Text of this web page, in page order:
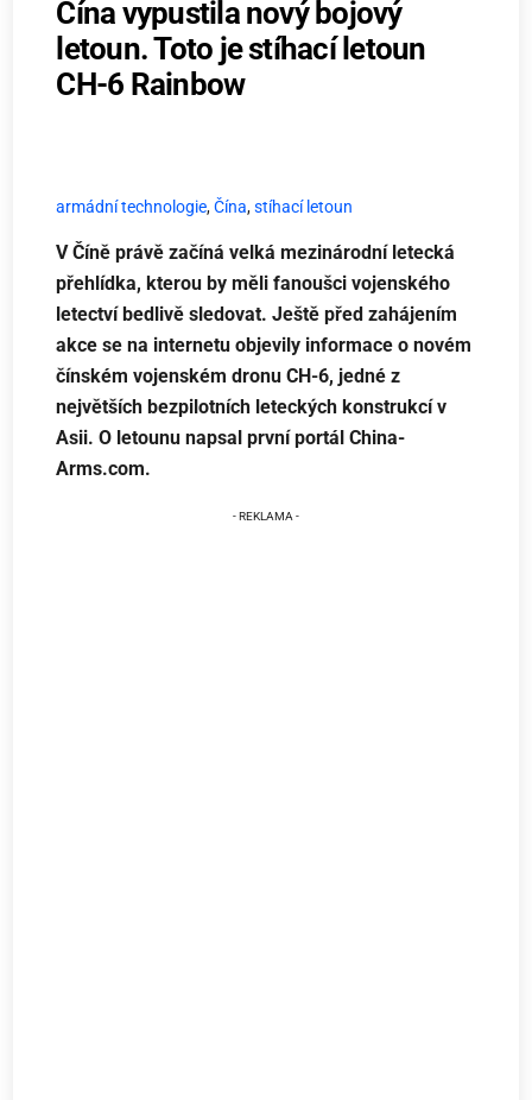
Čína vypustila nový bojový
letoun. Toto je stíhací letoun
CH-6 Rainbow
armádní technologie,Čína,stíhací letoun
V Číně právě začíná velká mezinárodní letecká
přehlídka, kterou by měli fanoušci vojenského
letectví bedlivě sledovat. Ještě před zahájením
akce se na internetu objevily informace o novém
čínském vojenském dronu CH-6, jedné z
největších bezpilotních leteckých konstrukcí v
Asii. O letounu napsal první portál China-
Arms.com.